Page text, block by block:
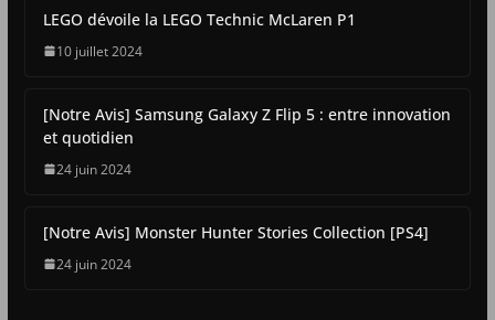
LEGO dévoile la LEGO Technic McLaren P1
10 juillet 2024
[Notre Avis] Samsung Galaxy Z Flip 5 : entre innovation
et quotidien
24 juin 2024
[Notre Avis] Monster Hunter Stories Collection [PS4]
24 juin 2024